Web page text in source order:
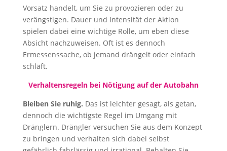
Vorsatz handelt, um Sie zu provozieren oder zu
verängstigen. Dauer und Intensität der Aktion
spielen dabei eine wichtige Rolle, um eben diese
Absicht nachzuweisen. Oft ist es dennoch
Ermessenssache, ob jemand drängelt oder einfach
schläft.
Verhaltensregeln bei Nötigung auf der Autobahn
Bleiben Sie ruhig. Das ist leichter gesagt, als getan,
dennoch die wichtigste Regel im Umgang mit
Dränglern. Drängler versuchen Sie aus dem Konzept
zu bringen und verhalten sich dabei selbst